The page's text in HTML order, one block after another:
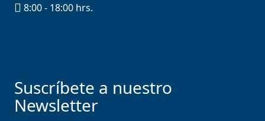
8:00 - 18:00 hrs.
Suscríbete a nuestro
Newsletter